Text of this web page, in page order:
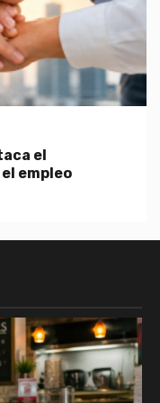
el
empleo